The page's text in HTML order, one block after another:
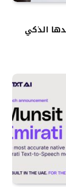
الذكي